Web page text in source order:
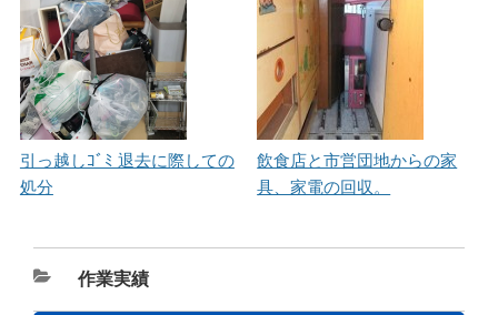
引っ越しｺﾞﾐ 退去に際しての
処分
飲食店と市営団地からの家
具、家電の回収。
カ
テ
作業実績